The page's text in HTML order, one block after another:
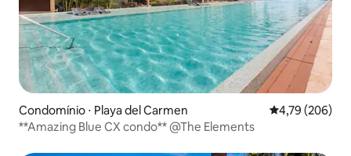
Condomínio ⋅ Playa del Carmen 4,79 de uma
4,79 (206)
**Amazing Blue CX condo** @The Elements